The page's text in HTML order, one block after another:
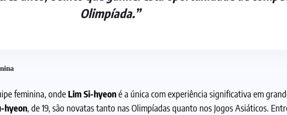
Olimpíada.”
feminina, onde Lim Si-hyeoné a única com experiência significativa em
hyeon, de 19, são novatas tanto nas Olimpíadas quanto nos Jogos Asiáticos.